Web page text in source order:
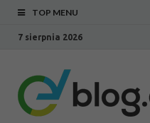
TOP MENU
7 sierpnia 2026